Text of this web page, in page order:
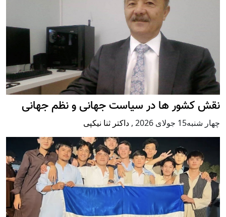
نقش کشور ها در سیاست جهانی و نظم جهانی
چهار شنبه15 جولای 2026 , داکتر ثنا نیکپی